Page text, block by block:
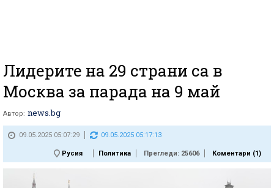
Лидерите на 29 страни са в
Москва за парада на 9 май
Автор: news.bg
09.05.2025 05:07:29 09.05.2025 05:17:13
Русия Политика Прегледи: 25606 Коментари (1)